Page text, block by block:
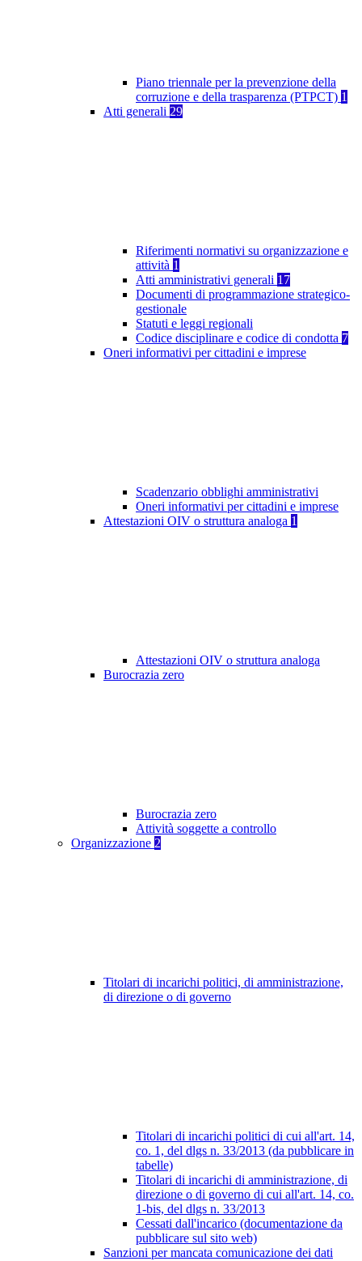
Piano triennale per la prevenzione della
corruzione e della trasparenza (PTPCT) 1
Atti generali 29
Riferimenti normativi su organizzazione e
attività 1
Atti amministrativi generali 17
Documenti di programmazione strategico-
gestionale
Statuti e leggi regionali
Codice disciplinare e codice di condotta 7
Oneri informativi per cittadini e imprese
Scadenzario obblighi amministrativi
Oneri informativi per cittadini e imprese
Attestazioni OIV o struttura analoga 1
Attestazioni OIV o struttura analoga
Burocrazia zero
Burocrazia zero
Attività soggette a controllo
Organizzazione 2
Titolari di incarichi politici, di amministrazione,
di direzione o di governo
Titolari di incarichi politici di cui all'art. 14,
co. 1, del dlgs n. 33/2013 (da pubblicare in
tabelle)
Titolari di incarichi di amministrazione, di
direzione o di governo di cui all'art. 14, co.
1-bis, del dlgs n. 33/2013
Cessati dall'incarico (documentazione da
pubblicare sul sito web)
Sanzioni per mancata comunicazione dei dati